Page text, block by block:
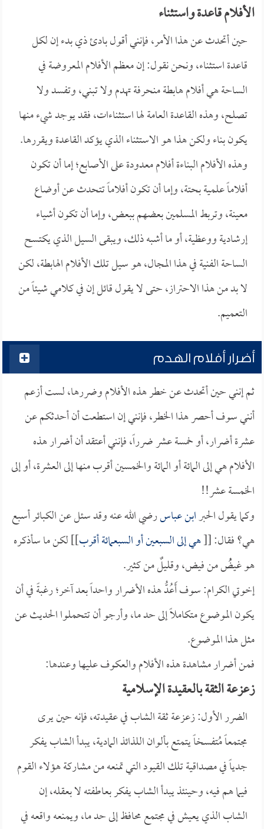
الأفلام قاعدة واستثناء
حين أتحدث عن هذا الأمر، فإنني أقول بادئ ذي بدء إن لكل
قاعدة استثناء، ونحن نقول: إن معظم الأفلام المعروضة في
الساحة هي أفلام هابطة منحرفة تهدم ولا تبني، وتفسد ولا
تصلح، وهذه القاعدة العامة لها استثناءات، فقد يوجد شيء منها
يكون بناء ولكن هذا هو الاستثناء الذي يؤكد القاعدة ويقررها.
وهذه الأفلام البناءة أفلام معدودة على الأصابع؛ إما أن تكون
أفلاماً علمية بحتة، وإما أن تكون أفلاماً تتحدث عن أوضاع
معينة، وتربط المسلمين بعضهم ببعض، وإما أن تكون أشياء
إرشادية ووعظية، أو ما أشبه ذلك، ويبقى السيل الذي يكتسح
الساحة الفنية في هذا المجال، هو سيل تلك الأفلام الهابطة، لكن
لا بد من هذا الاحتراز، حتى لا يقول قائل إن في كلامي شيئاً من
التعميم.
أضرار أفلام الهدم
ثم إنني حين أتحدث عن خطر هذه الأفلام وضررها، لست أزعم
أنني سوف أحصر هذا الخطر، فإنني إن استطعت أن أحدثكم عن
عشرة أضرار، أو خمسة عشر ضرراً، فإنني أعتقد أن أضرار هذه
الأفلام هي إلى المائة أو المائة والخمسين أقرب منها إلى العشرة، أو إلى
الخمسة عشر!!
وكما يقول الحبرابن عباسرضي الله عنه وقد سئل عن الكبائر أسبع
هي؟ فقال: [[هي إلى السبعين أو السبعمائة أقرب]] لكن ما سأذكره
هو غيضُُ من فيض، وقليلٌ من كثير.
إخوتي الكرام: سوف أَعُدُّ هذه الأضرار واحداً بعد آخر؛ رغبةً في أن
يكون الموضوع متكاملاً إلى حد ما، وأرجو أن تتحملوا الحديث عن
مثل هذا الموضوع.
فمن أضرار مشاهدة هذه الأفلام والعكوف عليها وعندها:
زعزعة الثقة بالعقيدة الإسلامية
الضرر الأول: زعزعة ثقة الشاب في عقيدته، فإنه حين يرى
مجتمعاً مُتفسخاً يتمتع بألوان اللذائذ المادية، يبدأ الشاب يفكر
جدياً في مصداقية تلك القيود التي تمنعه من مشاركة هؤلاء القوم
فيما هم فيه، وحينئذ يبدأ الشاب يفكر بعاطفته لا بعقله، إن
الشاب الذي يعيش في مجتمع محافظ إلى حد ما، ويمنعه واقعه في